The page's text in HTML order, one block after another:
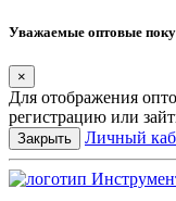
Уважаемые оптовые
×
Для отображения
регистрацию или
Закрыть Личный